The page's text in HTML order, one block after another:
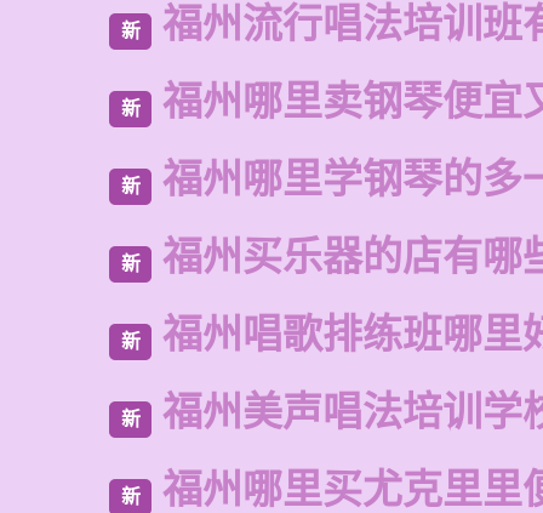
新 福州流行唱法培训班
新 福州哪里卖钢琴便宜
新 福州哪里学钢琴的多
新 福州买乐器的店有哪
新 福州唱歌排练班哪里
新 福州美声唱法培训学
新 福州哪里买尤克里里